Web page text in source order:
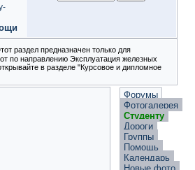
раздел предназначен только для
по направлению Эксплуатация железных
в разделе "Курсовое и дипломное
Форумы
Фотогалерея
Студенту
Дороги
Группы
Помощь
Календарь